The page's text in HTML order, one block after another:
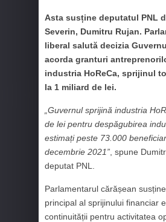
Asta susține deputatul PNL
Severin, Dumitru Rujan.
liberal salută decizia
acorda granturi
industria HoReCa, sprijinul
la 1 miliard de lei.
„Guvernul sprijină industria
de lei pentru despăgubirea
estimați peste 73.000
decembrie 2021” , spune
deputat PNL.
Parlamentarul cărășean
principal al sprijinului financiar
continuității pentru activitatea